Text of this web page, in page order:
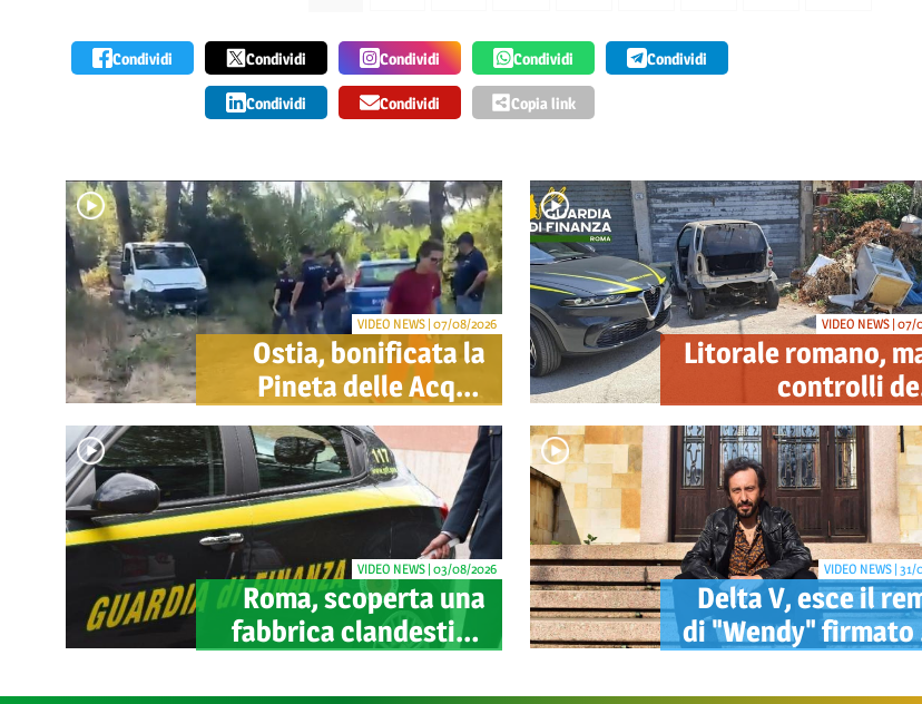
Condividi Condividi Condividi Condividi Condividi
Condividi Condividi Copia link
Ostia, bonificata la
Pineta delle Acque
Rosse: via gli
accampamenti
abusivi
VIDEO NEWS | 07/08/2026
Litorale romano,
controlli
Guardia di
sequestrati
armi e ricambi di
VIDEO NEWS |
Roma, scoperta una
fabbrica clandestina
VIDEO NEWS | 03/08/2026
Delta V, esce il
di "Wendy" firmato
VIDEO NEWS |